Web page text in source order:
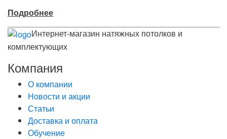
Подробнее
Интернет-магазин натяжных потолков и
комплектующих
Компания
О компании
Новости и акции
Статьи
Доставка и оплата
Обучение